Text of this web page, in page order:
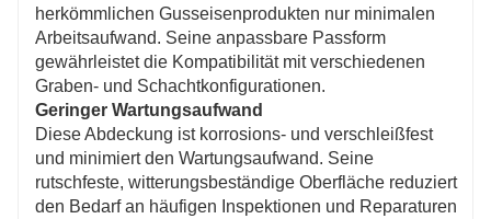
herkömmlichen Gusseisenprodukten nur minimalen
Arbeitsaufwand. Seine anpassbare Passform
gewährleistet die Kompatibilität mit verschiedenen
Graben- und Schachtkonfigurationen.
Geringer Wartungsaufwand
Diese Abdeckung ist korrosions- und verschleißfest
und minimiert den Wartungsaufwand. Seine
rutschfeste, witterungsbeständige Oberfläche reduziert
den Bedarf an häufigen Inspektionen und Reparaturen